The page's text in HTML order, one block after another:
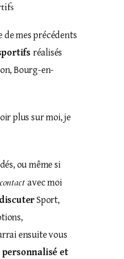
mes précédents
réalisés
Bourg-en-
plus sur moi, je
ou même si
contact avec moi
discuter Sport,
ensuite vous
personnalisé et